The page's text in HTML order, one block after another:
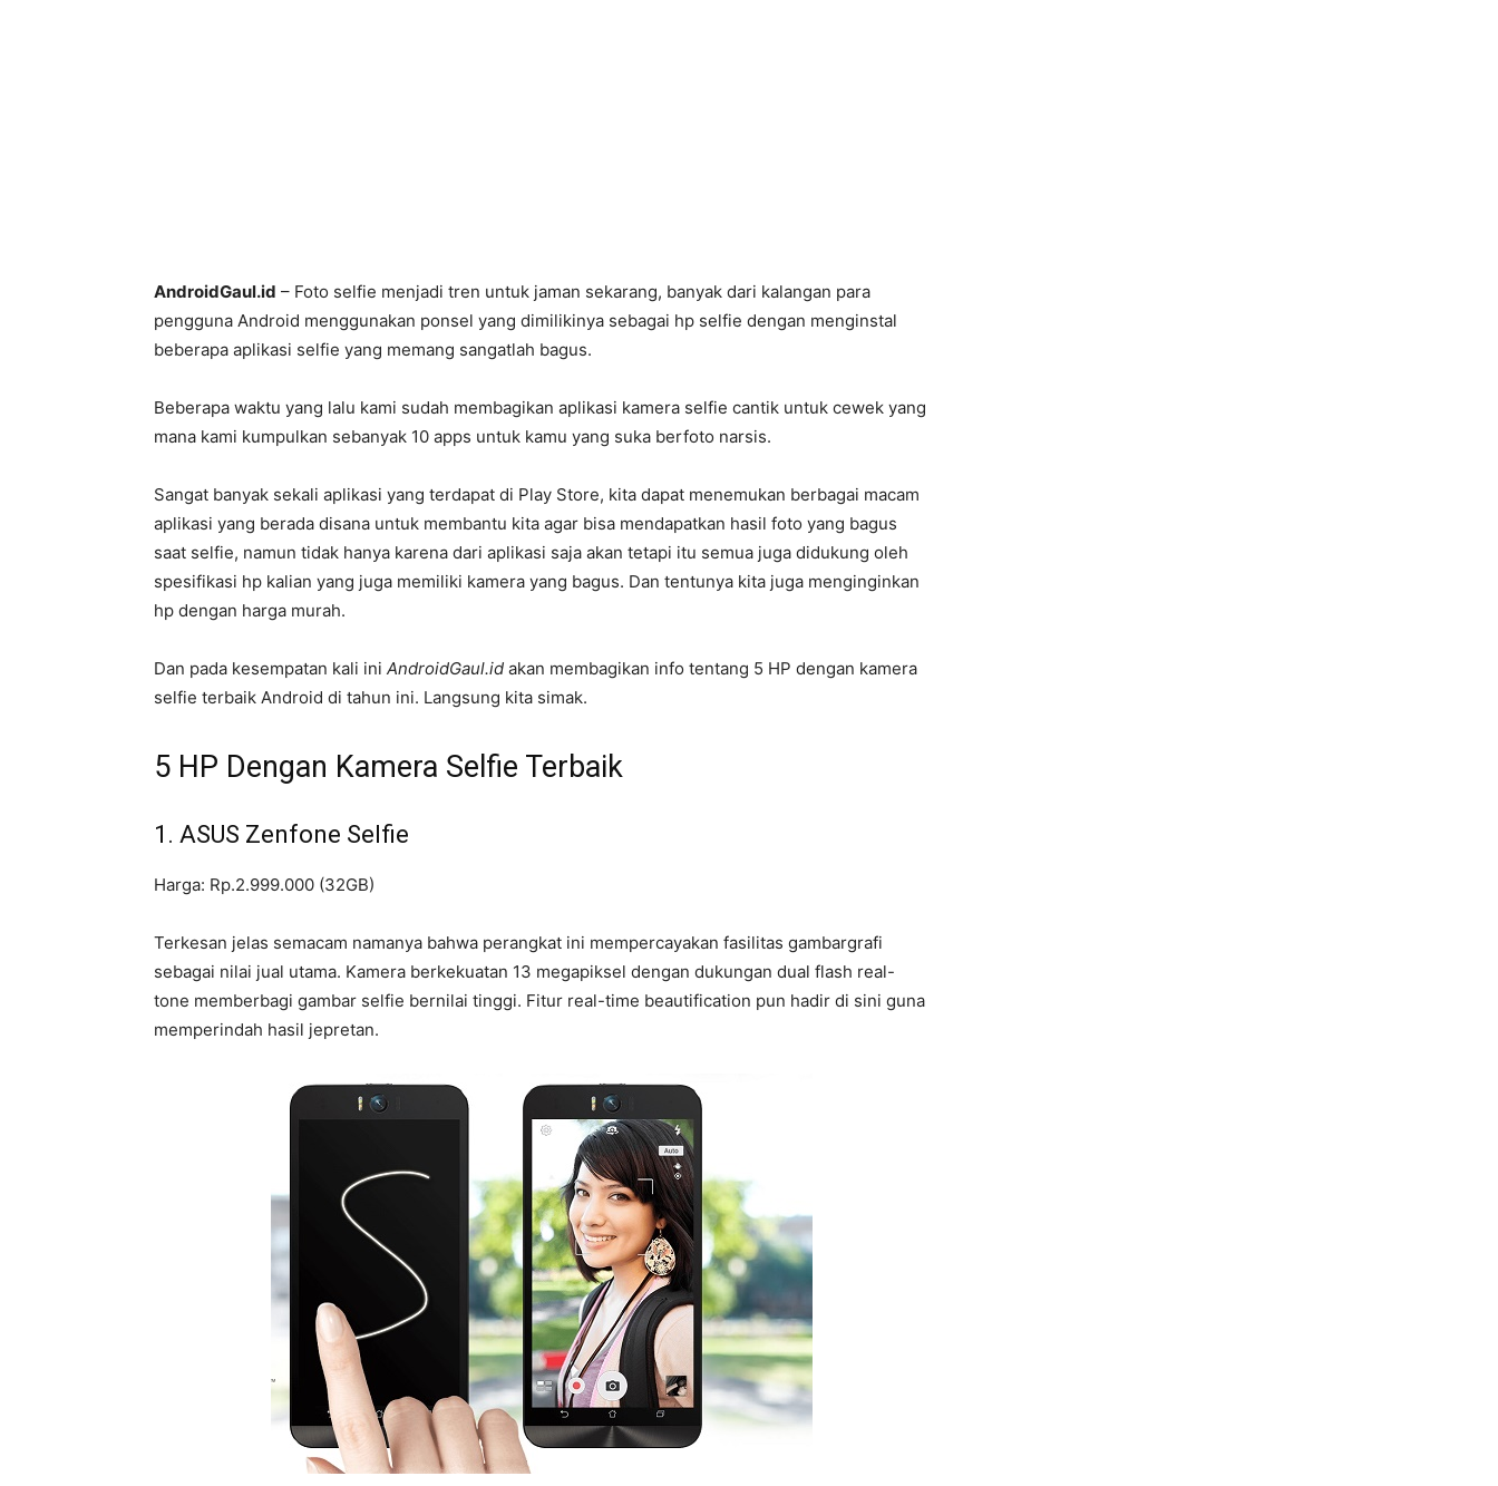
AndroidGaul.id – Foto selfie menjadi tren untuk jaman sekarang, banyak dari kalangan para
pengguna Android menggunakan ponsel yang dimilikinya sebagai hp selfie dengan menginstal
beberapa aplikasi selfie yang memang sangatlah bagus.
Beberapa waktu yang lalu kami sudah membagikan aplikasi kamera selfie cantik untuk cewek yang
mana kami kumpulkan sebanyak 10 apps untuk kamu yang suka berfoto narsis.
Sangat banyak sekali aplikasi yang terdapat di Play Store, kita dapat menemukan berbagai macam
aplikasi yang berada disana untuk membantu kita agar bisa mendapatkan hasil foto yang bagus
saat selfie, namun tidak hanya karena dari aplikasi saja akan tetapi itu semua juga didukung oleh
spesifikasi hp kalian yang juga memiliki kamera yang bagus. Dan tentunya kita juga menginginkan
hp dengan harga murah.
Dan pada kesempatan kali ini AndroidGaul.id akan membagikan info tentang 5 HP dengan kamera
selfie terbaik Android di tahun ini. Langsung kita simak.
5 HP Dengan Kamera Selfie Terbaik
1. ASUS Zenfone Selfie
Harga: Rp.2.999.000 (32GB)
Terkesan jelas semacam namanya bahwa perangkat ini mempercayakan fasilitas gambargrafi
sebagai nilai jual utama. Kamera berkekuatan 13 megapiksel dengan dukungan dual flash real-
tone memberbagi gambar selfie bernilai tinggi. Fitur real-time beautification pun hadir di sini guna
memperindah hasil jepretan.